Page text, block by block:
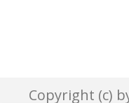
Copyright (c)